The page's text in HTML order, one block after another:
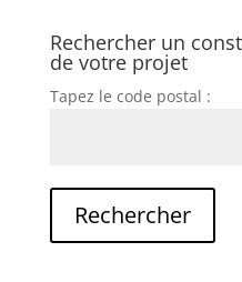
Rechercher un
de votre projet
Tapez le code postal :